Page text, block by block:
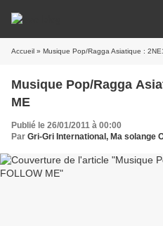
Accueil » Musique Pop/Ragga Asiatique :
Musique Pop/Ragga
ME
Publié le 26/01/2011 à 00:00
Par Gri-Gri International, Ma solange